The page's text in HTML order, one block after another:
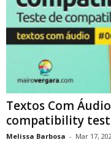
Textos Com
compatibility test
Melissa Barbosa - Mar 17,